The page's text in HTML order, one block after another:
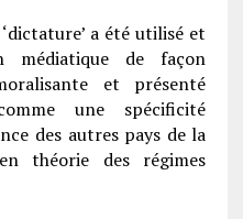
a été utilisé et
médiatique de façon
et présenté
une spécificité
des autres pays de la
théorie des régimes